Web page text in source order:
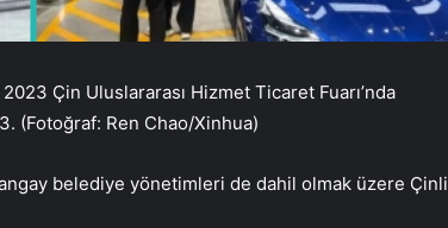
Çin Uluslararası Hizmet Ticaret Fuarı’nda
(Fotoğraf: Ren Chao/Xinhua)
belediye yönetimleri de dahil olmak üzere Çinli